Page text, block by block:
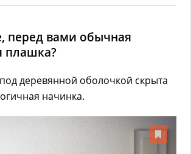
перед вами обычная
плашка?
деревянной оболочкой скрыта
начинка.